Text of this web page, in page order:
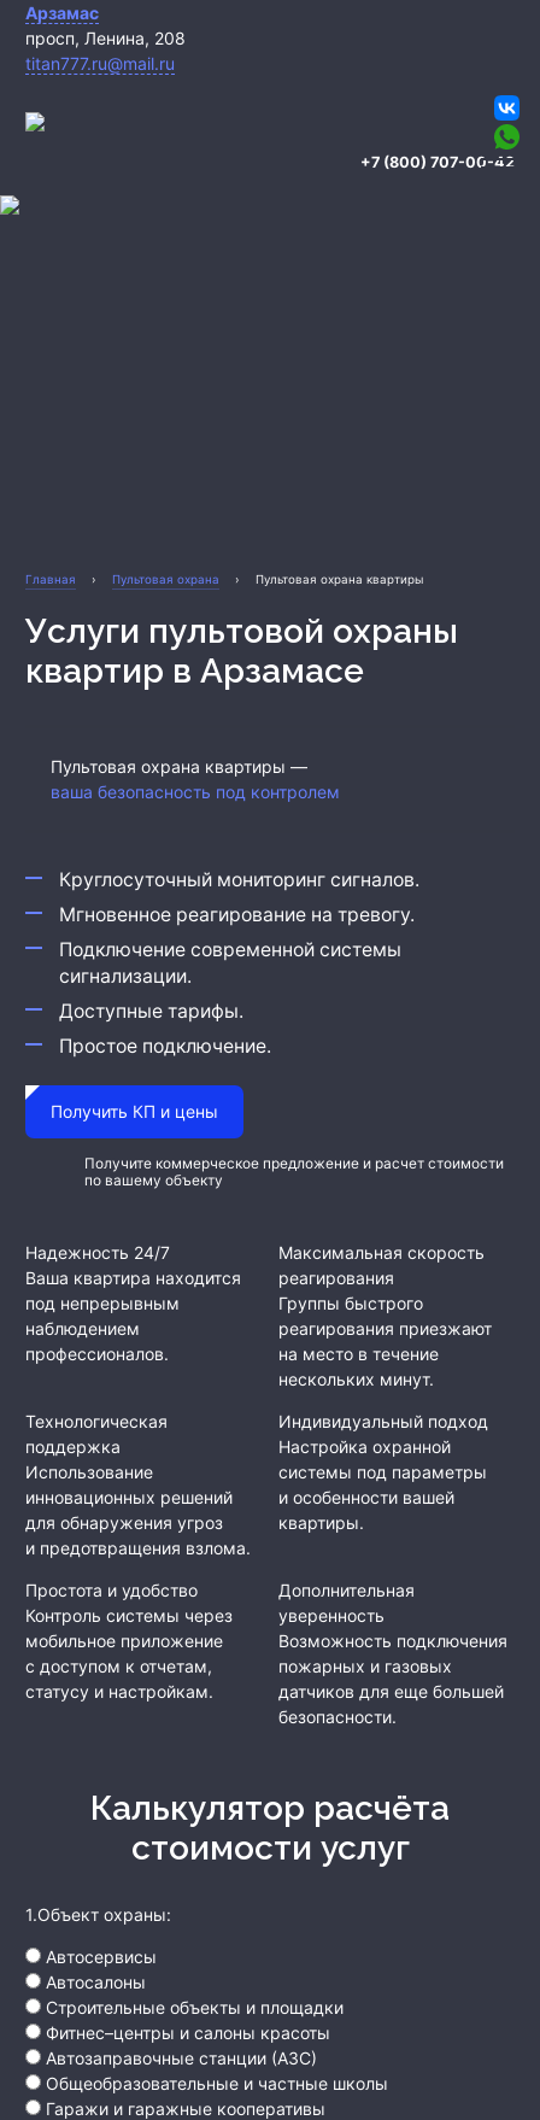
Арзамас
просп, Ленина, 208
titan777.ru@mail.ru
+7 (800) 707-00-42
Главная › Пультовая охрана › Пультовая охрана квартиры
Услуги пультовой охраны
квартир в Арзамасе
Пультовая охрана квартиры —
ваша безопасность под контролем
Круглосуточный мониторинг сигналов.
Мгновенное реагирование на тревогу.
Подключение современной системы
сигнализации.
Доступные тарифы.
Простое подключение.
Получить КП и цены
Получите коммерческое предложение и расчет стоимости
по вашему объекту
Надежность 24/7
Ваша квартира находится
под непрерывным
наблюдением
профессионалов.
Максимальная скорость
реагирования
Группы быстрого
реагирования приезжают
на место в течение
нескольких минут.
Технологическая
поддержка
Использование
инновационных решений
для обнаружения угроз
и предотвращения взлома.
Индивидуальный подход
Настройка охранной
системы под параметры
и особенности вашей
квартиры.
Простота и удобство
Контроль системы через
мобильное приложение
с доступом к отчетам,
статусу и настройкам.
Дополнительная
уверенность
Возможность подключения
пожарных и газовых
датчиков для еще большей
безопасности.
Калькулятор расчёта
стоимости услуг
1.Объект охраны:
Автосервисы
Автосалоны
Строительные объекты и площадки
Фитнес–центры и салоны красоты
Автозаправочные станции (АЗС)
Общеобразовательные и частные школы
Гаражи и гаражные кооперативы